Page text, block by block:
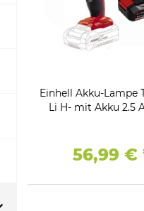
Einhell Akku-Lampe
Li H- mit Akku 2.5
56,99 €